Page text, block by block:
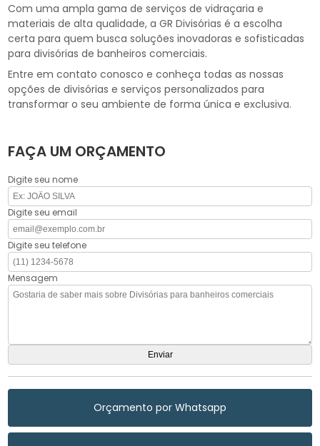
Com uma ampla gama de serviços de vidraçaria e
materiais de alta qualidade, a GR Divisórias é a escolha
certa para quem busca soluções inovadoras e sofisticadas
para divisórias de banheiros comerciais.
Entre em contato conosco e conheça todas as nossas
opções de divisórias e serviços personalizados para
transformar o seu ambiente de forma única e exclusiva.
FAÇA UM ORÇAMENTO
Digite seu nome
Digite seu email
Digite seu telefone
Mensagem
Orçamento por Whatsapp